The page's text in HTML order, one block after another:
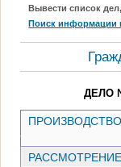
Вывести список
Поиск информации
ДЕЛО №
ПРОИЗВОДСТВО